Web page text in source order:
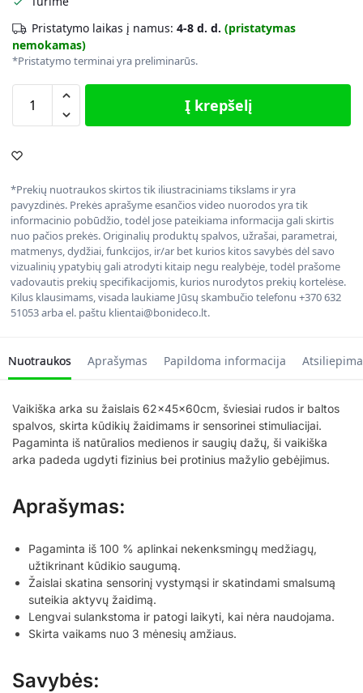
Pristatymo laikas į namus: 4-8 d. d. (pristatymas
nemokamas)
*Pristatymo terminai yra preliminarūs.
Į krepšelį
*Prekių nuotraukos skirtos tik iliustraciniams tikslams ir yra
pavyzdinės. Prekės aprašyme esančios video nuorodos yra tik
informacinio pobūdžio, todėl jose pateikiama informacija gali skirtis
nuo pačios prekės. Originalių produktų spalvos, užrašai, parametrai,
matmenys, dydžiai, funkcijos, ir/ar bet kurios kitos savybės dėl savo
vizualinių ypatybių gali atrodyti kitaip negu realybėje, todėl prašome
vadovautis prekių specifikacijomis, kurios nurodytos prekių kortelėse.
Kilus klausimams, visada laukiame Jūsų skambučio telefonu +370 632
51053 arba el. paštu klientai@bonideco.lt.
Nuotraukos Aprašymas Papildoma informacija
Vaikiška arka su žaislais 62x45x60cm, šviesiai rudos ir baltos
spalvos, skirta kūdikių žaidimams ir sensorinei stimuliacijai.
Pagaminta iš natūralios medienos ir saugių dažų, ši vaikiška
arka padeda ugdyti fizinius bei protinius mažylio gebėjimus.
Aprašymas:
Pagaminta iš 100 % aplinkai nekenksmingų medžiagų,
užtikrinant kūdikio saugumą.
Žaislai skatina sensorinį vystymąsi ir skatindami smalsumą
suteikia aktyvų žaidimą.
Lengvai sulankstoma ir patogi laikyti, kai nėra naudojama.
Skirta vaikams nuo 3 mėnesių amžiaus.
Savybės: